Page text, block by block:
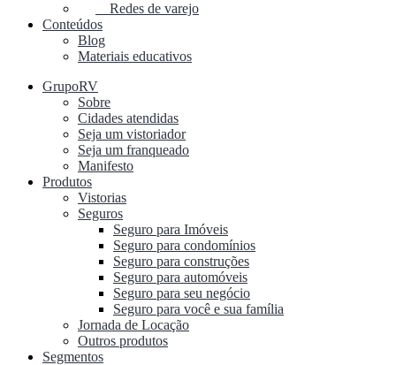
Redes de varejo
Conteúdos
Blog
Materiais educativos
GrupoRV
Sobre
Cidades atendidas
Seja um vistoriador
Seja um franqueado
Manifesto
Produtos
Vistorias
Seguros
Seguro para Imóveis
Seguro para condomínios
Seguro para construções
Seguro para automóveis
Seguro para seu negócio
Seguro para você e sua família
Jornada de Locação
Outros produtos
Segmentos